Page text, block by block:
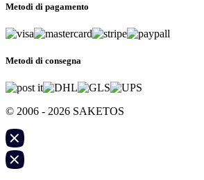
Metodi di pagamento
Metodi di consegna
© 2006 - 2026 SAKETOS